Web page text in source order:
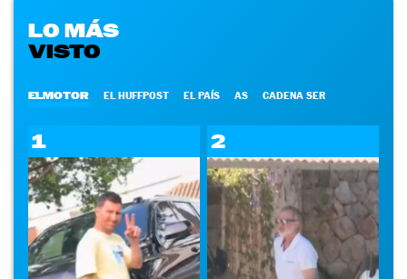
LO MÁS
VISTO
ELMOTOR EL HUFFPOST EL PAÍS AS CADENA SER
1 2